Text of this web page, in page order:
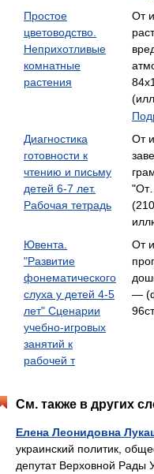
Простое
цветоводство.
Неприхотливые
комнатные
растения
От
Диагностика
готовности к
чтению и письму
детей 6-7 лет.
Рабочая тетрадь
От
Ювента.
"Развитие
фонематического
слуха у детей 4-5
лет" Сценарии
учебно-игровых
занятий к
рабочей т
От
—
См. также в других
Елена Леонидовна
украинский политик,
депутат Верховной Рады